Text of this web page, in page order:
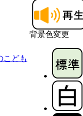
背景色変更
こども